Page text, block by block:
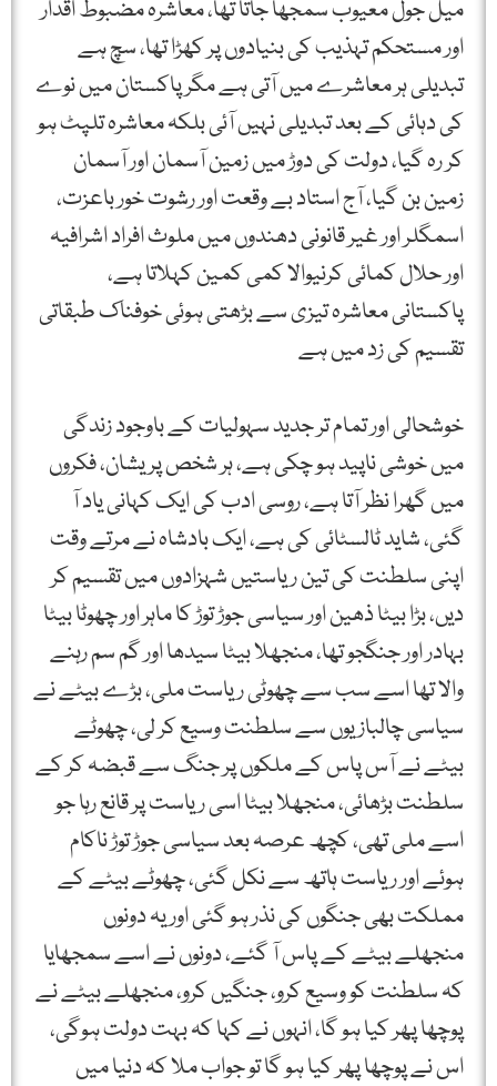
میل جول معیوب سمجھا جاتا تھا، معاشرہ مضبوط اقدار
اور مستحکم تہذیب کی بنیادوں پر کھڑا تھا، سچ ہے
تبدیلی ہر معاشرے میں آتی ہے مگر پاکستان میں نوے
کی دہائی کے بعد تبدیلی نہیں آئی بلکہ معاشرہ تلپٹ ہو
کر رہ گیا، دولت کی دوڑ میں زمین آسمان اور آسمان
زمین بن گیا، آج استاد بے وقعت اور رشوت خور باعزت،
اسمگلر اور غیر قانونی دھندوں میں ملوث افراد اشرافیہ
اور حلال کمائی کرنیوالا کمی کمین کہلاتا ہے،
پاکستانی معاشرہ تیزی سے بڑھتی ہوئی خوفناک طبقاتی
تقسیم کی زد میں ہے
خوشحالی اور تمام تر جدید سہولیات کے باوجود زندگی
میں خوشی ناپید ہو چکی ہے، ہر شخص پریشان، فکروں
میں گھرا نظر آتا ہے، روسی ادب کی ایک کہانی یاد آ
گئی، شاید ٹالسٹائی کی ہے، ایک بادشاہ نے مرتے وقت
اپنی سلطنت کی تین ریاستیں شہزادوں میں تقسیم کر
دیں، بڑا بیٹا ذھین اور سیاسی جوڑ توڑ کا ماہر اور چھوٹا بیٹا
بہادر اور جنگجو تھا، منجھلا بیٹا سیدھا اور گم سم رہنے
والا تھا اسے سب سے چھوٹی ریاست ملی، بڑے بیٹے نے
سیاسی چالبازیوں سے سلطنت وسیع کر لی، چھوٹے
بیٹے نے آس پاس کے ملکوں پر جنگ سے قبضہ کر کے
سلطنت بڑھائی، منجھلا بیٹا اسی ریاست پر قانع رہا جو
اسے ملی تھی، کچھ عرصہ بعد سیاسی جوڑ توڑ ناکام
ہوئے اور ریاست ہاتھ سے نکل گئی، چھوٹے بیٹے کے
مملکت بھی جنگوں کی نذر ہو گئی اور یہ دونوں
منجھلے بیٹے کے پاس آ گئے، دونوں نے اسے سمجھایا
کہ سلطنت کو وسیع کرو، جنگیں کرو، منجھلے بیٹے نے
پوچھا پھر کیا ہو گا، انہوں نے کہا کہ بہت دولت ہوگی،
اس نے پوچھا پھر کیا ہو گا تو جواب ملا کہ دنیا میں